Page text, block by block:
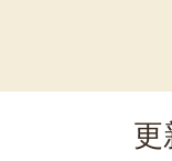
更